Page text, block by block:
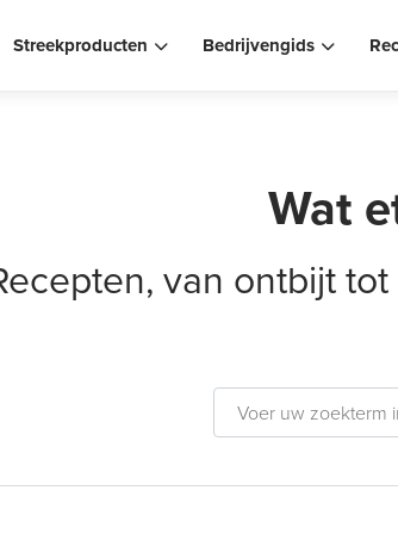
Streekproducten Bedrijvengids
Wat
van ontbijt